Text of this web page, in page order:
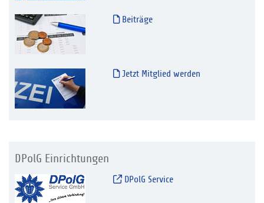
Beiträge
Jetzt Mitglied werden
DPolG Einrichtungen
DPolG Service